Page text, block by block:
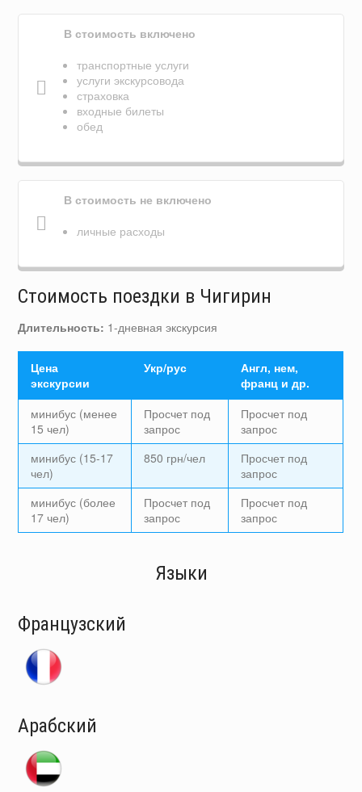
В стоимость включено
транспортные услуги
услуги экскурсовода
страховка
входные билеты
обед
В стоимость не включено
личные расходы
Стоимость поездки в Чигирин
Длительность: 1-дневная экскурсия
Цена
экскурсии
Укр/рус
Англ, нем,
франц и др.
минибус (менее
15 чел)
Просчет под
запрос
Просчет под
запрос
минибус (15-17
чел)
850 грн/чел
Просчет под
запрос
минибус (более
17 чел)
Просчет под
запрос
Просчет под
запрос
Языки
Французский
Арабский